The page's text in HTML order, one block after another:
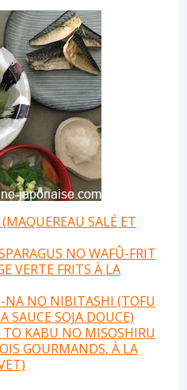
SALÉ ET
NO WAFÛ-FRIT
VERTE FRITS À LA
NA NO NIBITASHI (TOFU
SAUCE SOJA DOUCE)
KABU NO MISOSHIRU
GOURMANDS, À LA